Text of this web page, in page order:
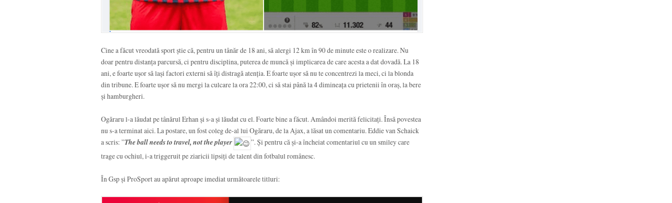
Cine a făcut vreodată sport știe că, pentru un tânăr de 18 ani, să alergi 12 km în 90 de minute este o realizare. Nu
doar pentru distanța parcursă, ci pentru disciplina, puterea de muncă și implicarea de care acesta a dat dovadă. La 18
ani, e foarte ușor să lași factori externi să îți distragă atenția. E foarte ușor să nu te concentrezi la meci, ci la blonda
din tribune. E foarte ușor să nu mergi la culcare la ora 22:00, ci să stai până la 4 dimineața cu prietenii în oraș, la bere
și hamburgheri.
Ogăraru l-a lăudat pe tânărul Erhan și s-a și lăudat cu el. Foarte bine a făcut. Amândoi merită felicitați. Însă povestea
nu s-a terminat aici. La postare, un fost coleg de-al lui Ogăraru, de la Ajax, a lăsat un comentariu. Eddie van Schaick
a scris: ”The ball needs to travel, not the player
”. Și pentru că și-a încheiat comentariul cu un smiley care
trage cu ochiul, i-a triggeruit pe ziaricii lipsiți de talent din fotbalul românesc.
În Gsp și ProSport au apărut aproape imediat următoarele titluri: